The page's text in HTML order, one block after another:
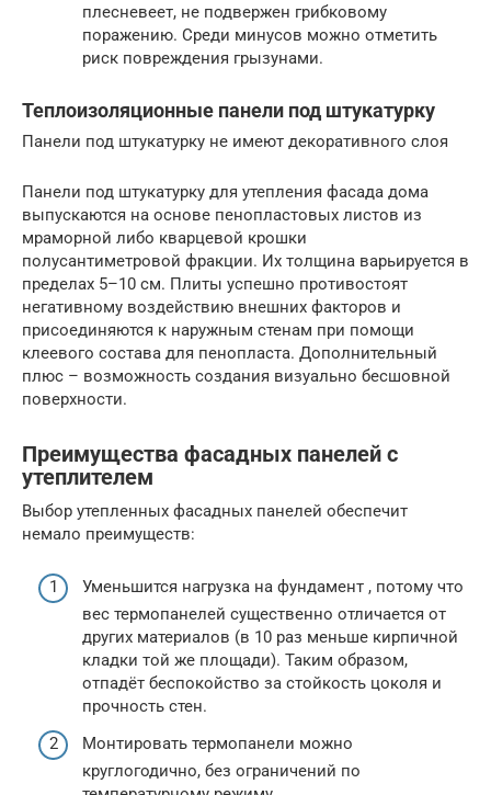
плесневеет, не подвержен грибковому
поражению. Среди минусов можно отметить
риск повреждения грызунами.
Теплоизоляционные панели под штукатурку
Панели под штукатурку не имеют декоративного слоя
Панели под штукатурку для утепления фасада дома
выпускаются на основе пенопластовых листов из
мраморной либо кварцевой крошки
полусантиметровой фракции. Их толщина варьируется в
пределах 5–10 см. Плиты успешно противостоят
негативному воздействию внешних факторов и
присоединяются к наружным стенам при помощи
клеевого состава для пенопласта. Дополнительный
плюс – возможность создания визуально бесшовной
поверхности.
Преимущества фасадных панелей с
утеплителем
Выбор утепленных фасадных панелей обеспечит
немало преимуществ:
Уменьшится нагрузка на фундамент , потому что
вес термопанелей существенно отличается от
других материалов (в 10 раз меньше кирпичной
кладки той же площади). Таким образом,
отпадёт беспокойство за стойкость цоколя и
прочность стен.
Монтировать термопанели можно
круглогодично, без ограничений по